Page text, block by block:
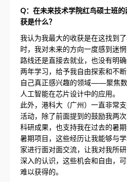
Q：在未来技术学院红鸟硕士班
获是什么？
我认为我最大的收获是在这找到
时，我对未来的方向一度感到迷
路线还是直接去就业，也没有明
两年学习，给予我自由探索和不
自己真正感兴趣的领域——聚焦
人工智能在芯片设计中的应用。
此外，港科大（广州）一直非常
活动，除了前面提到的鼓励我两
科研成果，也支持我在过去的暑
暑期项目，这些经历让我能够与
家进行面对面交流，让我对我所
深入的认识，这些机会和自由，
难以获得的。